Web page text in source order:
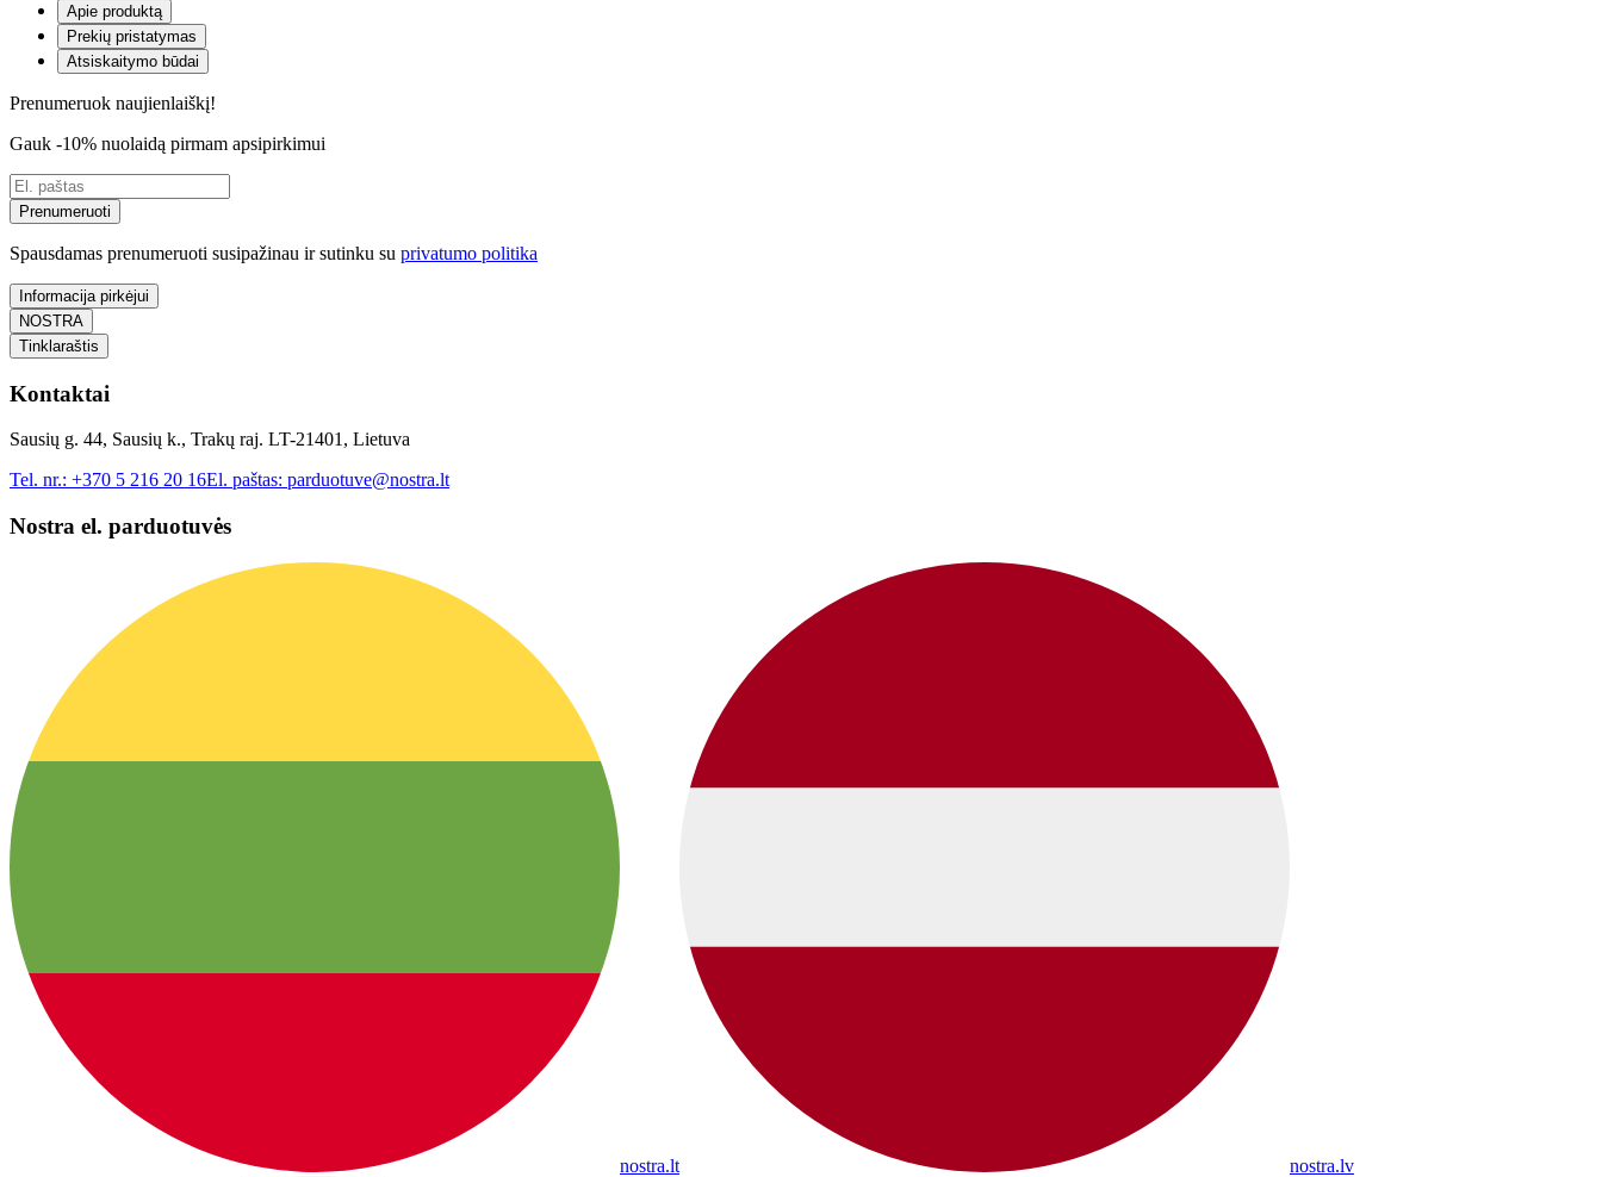
Apie produktą
Prekių pristatymas
Atsiskaitymo būdai
Prenumeruok naujienlaiškį!
Gauk -10% nuolaidą pirmam apsipirkimui
Prenumeruoti
Spausdamas prenumeruoti susipažinau ir sutinku su privatumo politika
Informacija pirkėjui
NOSTRA
Tinklaraštis
Kontaktai
Sausių g. 44, Sausių k., Trakų raj. LT-21401, Lietuva
Tel. nr.: +370 5 216 20 16El. paštas: parduotuve@nostra.lt
Nostra el. parduotuvės
nostra.lt nostra.lv